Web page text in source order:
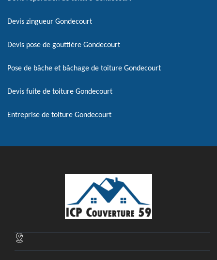
Devis zingueur Gondecourt
Devis pose de gouttière Gondecourt
Pose de bâche et bâchage de toiture Gondecourt
Devis fuite de toiture Gondecourt
Entreprise de toiture Gondecourt